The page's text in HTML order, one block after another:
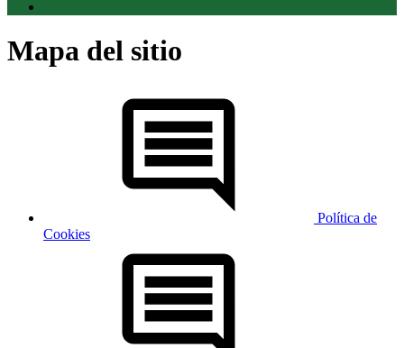
Mapa del sitio
Política de
Cookies